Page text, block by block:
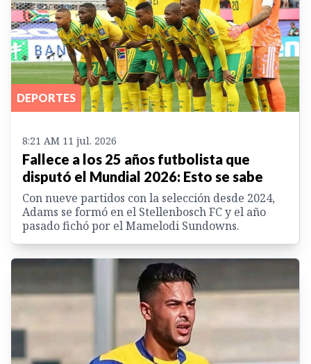
DEPORTES
8:21 AM 11 jul. 2026
Fallece a los 25 años futbolista que
disputó el Mundial 2026: Esto se sabe
Con nueve partidos con la selección desde 2024,
Adams se formó en el Stellenbosch FC y el año
pasado fichó por el Mamelodi Sundowns.